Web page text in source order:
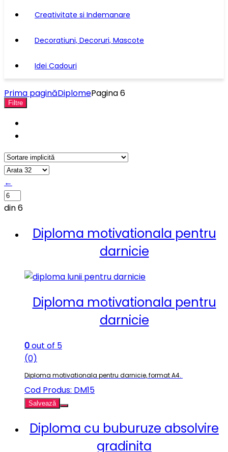
Creativitate si Indemanare
Decoratiuni, Decoruri, Mascote
Idei Cadouri
Prima paginăDiplomePagina 6
Filtre
←
din 6
Diploma motivationala pentru
darnicie
Diploma motivationala pentru
darnicie
0out of 5
(0)
Diploma motivationala pentru darnicie, format A4.
Cod Produs: DM15
Salvează
Diploma cu buburuze absolvire
gradinita